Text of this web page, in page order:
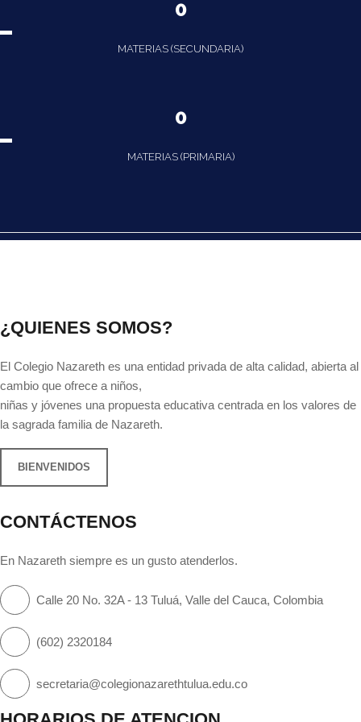
0
MATERIAS (SECUNDARIA)
0
MATERIAS (PRIMARIA)
¿QUIENES SOMOS?
El Colegio Nazareth es una entidad privada de alta calidad, abierta al
cambio que ofrece a niños,
niñas y jóvenes una propuesta educativa centrada en los valores de
la sagrada familia de Nazareth.
BIENVENIDOS
CONTÁCTENOS
En Nazareth siempre es un gusto atenderlos.
Calle 20 No. 32A - 13 Tuluá, Valle del Cauca, Colombia
(602) 2320184
secretaria@colegionazarethtulua.edu.co